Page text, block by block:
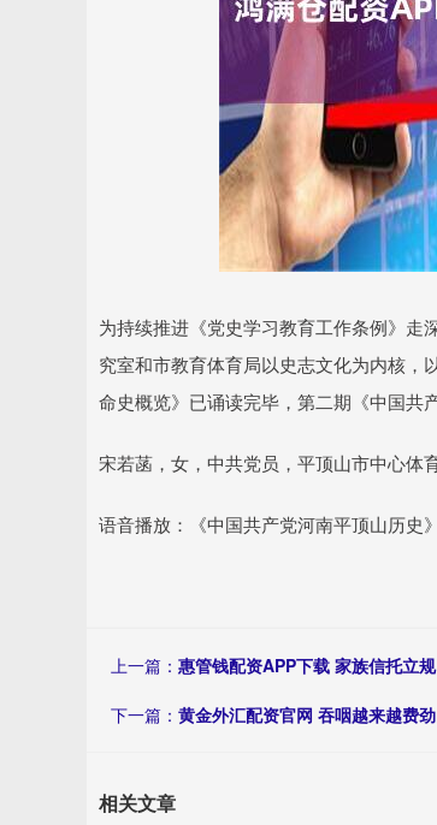
为持续推进《党史学习教育工作条例》走
究室和市教育体育局以史志文化为内核，
命史概览》已诵读完毕，第二期《中国共
宋若菡，女，中共党员，平顶山市中心体
语音播放：《中国共产党河南平顶山历史
上一篇： 惠管钱配资APP下载 家族信托立
下一篇： 黄金外汇配资官网 吞咽越来越费
相关文章